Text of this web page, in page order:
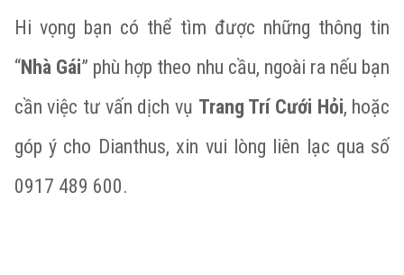
Hi vọng bạn có thể tìm được những thông tin
“Nhà Gái” phù hợp theo nhu cầu, ngoài ra nếu bạn
cần việc tư vấn dịch vụ Trang Trí Cưới Hỏi, hoặc
góp ý cho Dianthus, xin vui lòng liên lạc qua số
0917 489 600.